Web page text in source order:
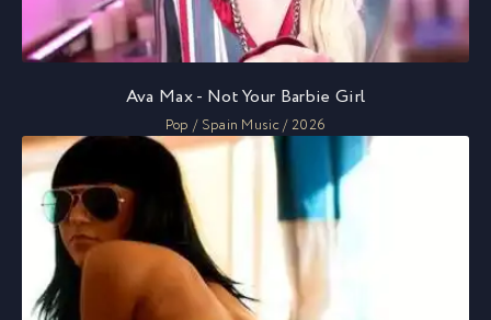
Ava Max - Not Your Barbie Girl
Pop / Spain Music / 2026